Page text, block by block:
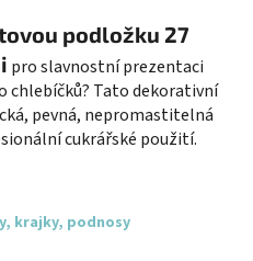
podložku 27
pro slavnostní prezentaci
chlebíčků? Tato dekorativní
pevná, nepromastitelná
cukrářské použití.
krajky, podnosy